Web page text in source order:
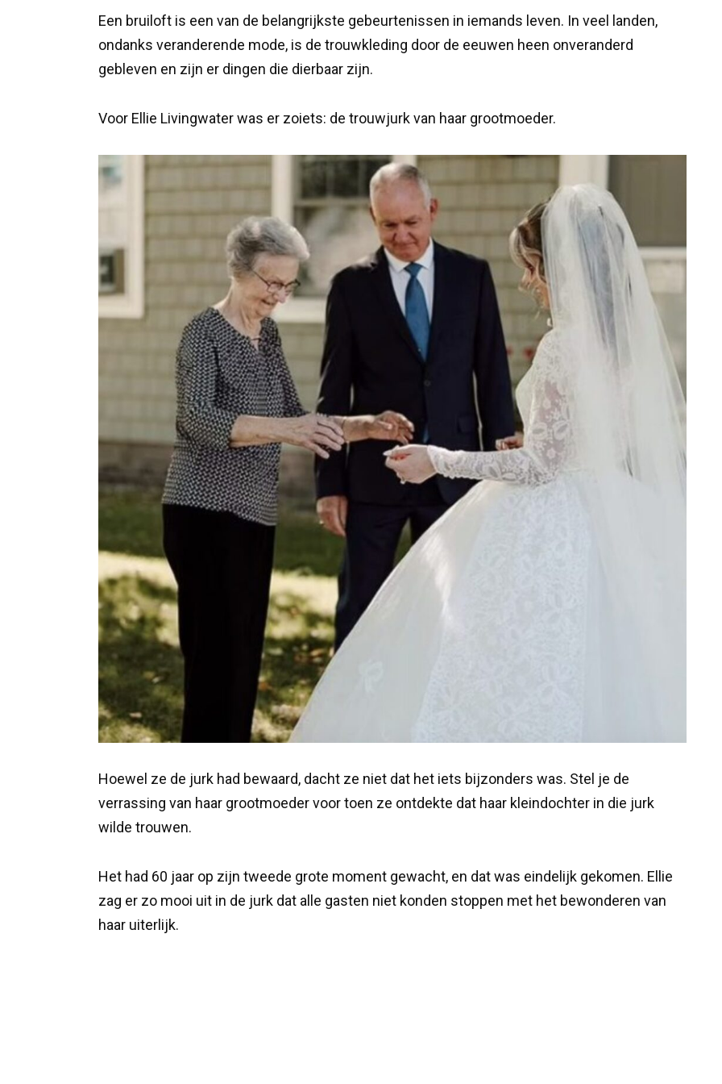
Een bruiloft is een van de belangrijkste gebeurtenissen in iemands leven. In veel landen,
ondanks veranderende mode, is de trouwkleding door de eeuwen heen onveranderd
gebleven en zijn er dingen die dierbaar zijn.
Voor Ellie Livingwater was er zoiets: de trouwjurk van haar grootmoeder.
Hoewel ze de jurk had bewaard, dacht ze niet dat het iets bijzonders was. Stel je de
verrassing van haar grootmoeder voor toen ze ontdekte dat haar kleindochter in die jurk
wilde trouwen.
Het had 60 jaar op zijn tweede grote moment gewacht, en dat was eindelijk gekomen. Ellie
zag er zo mooi uit in de jurk dat alle gasten niet konden stoppen met het bewonderen van
haar uiterlijk.